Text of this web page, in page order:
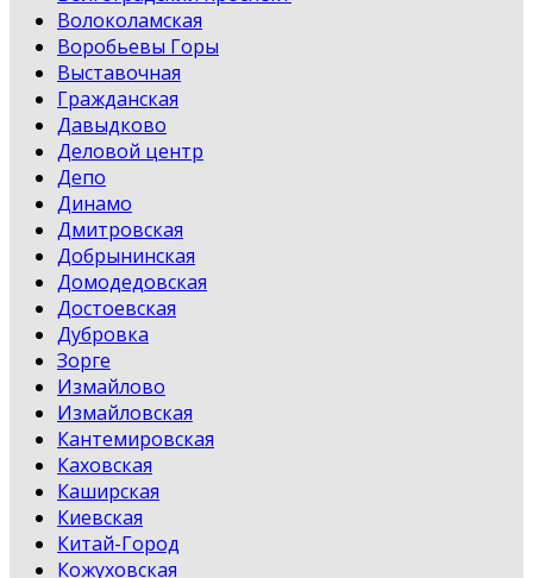
Волоколамская
Воробьевы Горы
Выставочная
Гражданская
Давыдково
Деловой центр
Депо
Динамо
Дмитровская
Добрынинская
Домодедовская
Достоевская
Дубровка
Зорге
Измайлово
Измайловская
Кантемировская
Каховская
Каширская
Киевская
Китай-Город
Кожуховская